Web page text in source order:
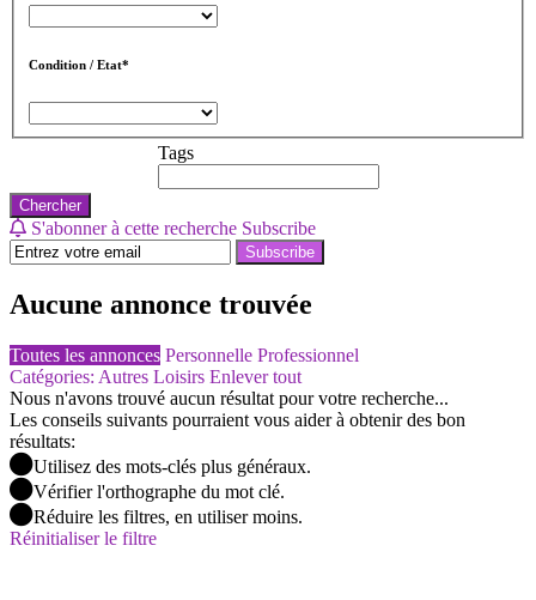
Condition / Etat*
Tags
Chercher
S'abonner à cette recherche Subscribe
Subscribe
Aucune annonce trouvée
Toutes les annonces Personnelle Professionnel
Catégories: Autres Loisirs Enlever tout
Nous n'avons trouvé aucun résultat pour votre recherche...
Les conseils suivants pourraient vous aider à obtenir des bon
résultats:
Utilisez des mots-clés plus généraux.
Vérifier l'orthographe du mot clé.
Réduire les filtres, en utiliser moins.
Réinitialiser le filtre